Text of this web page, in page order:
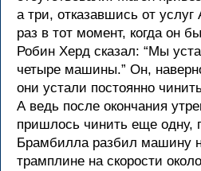
а три, отказавшись от
раз в тот момент, когда он
Робин Херд сказал: “Мы
четыре машины.” Он,
они устали постоянно
А ведь после окончания
пришлось чинить еще одну,
Брамбилла разбил машину
трамплине на скорости